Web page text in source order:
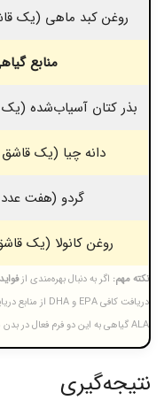
روغن کبد ماهی (یک
منابع
بذر کتان آسیاب‌شده
دانه چیا (یک
گردو (هفت
روغن کانولا (یک
نکته مهم: اگر به دنبال بهره‌مندی ازفواید
دریافت کافی EPA و DHA از منابع دریایی یا مکمل‌های باکیفیت
ALA گیاهی به این دو فرم فعال در بدن محدود است.
نتیجه‌گیری